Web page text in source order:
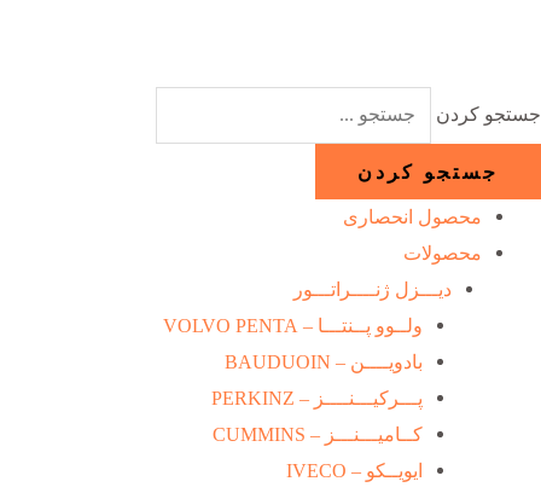
جستجو کردن
جستجو کردن
محصول انحصاری
محصولات
دیـــزل ژنــــراتـــور
ولــوو پــنتـــا – VOLVO PENTA
بادویــــن – BAUDUOIN
پـــرکیـــنــــز – PERKINZ
کــامیـــنـــز – CUMMINS
ایویــکو – IVECO